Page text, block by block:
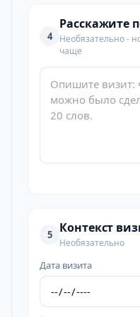
4
Расскажите
Необязательно -
чаще
5 Контекст
Необязательно
Дата визита